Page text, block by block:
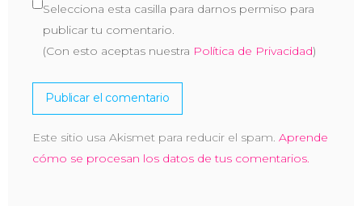
Selecciona esta casilla para darnos permiso para
publicar tu comentario.
(Con esto aceptas nuestra Política de Privacidad)
Este sitio usa Akismet para reducir el spam. Aprende
cómo se procesan los datos de tus comentarios.